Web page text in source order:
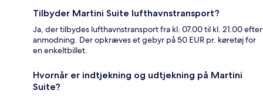
Tilbyder Martini Suite lufthavnstransport?
Ja, der tilbydes lufthavnstransport fra kl. 07.00 til kl. 21.00 efter
anmodning. Der opkræves et gebyr på 50 EUR pr. køretøj for
en enkeltbillet.
Hvornår er indtjekning og udtjekning på Martini
Suite?